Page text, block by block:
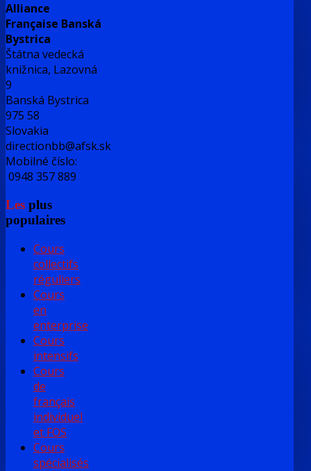
Alliance
Française Banská
Bystrica
Štátna vedecká
knižnica, Lazovná
9
Banská Bystrica
975 58
Slovakia
directionbb@afsk.sk
Mobilné číslo:
0948 357 889
Les plus
populaires
Cours
collectifs
réguliers
Cours
en
enterprise
Cours
intensifs
Cours
de
français
individuel
et FOS
Cours
spécialisés